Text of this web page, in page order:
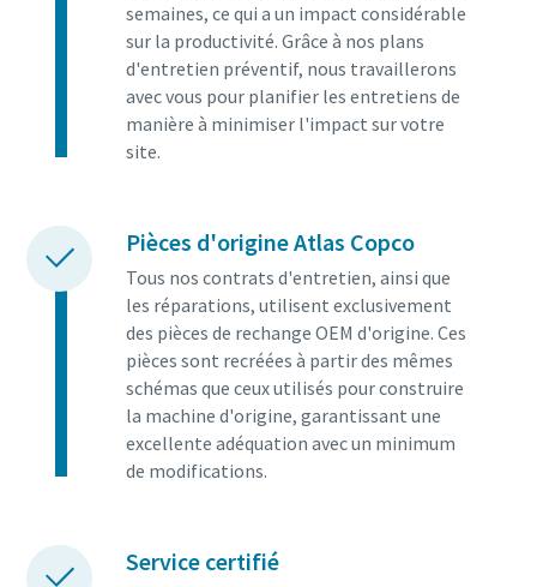
semaines, ce qui a un impact considérable
sur la productivité. Grâce à nos plans
d'entretien préventif, nous travaillerons
avec vous pour planifier les entretiens de
manière à minimiser l'impact sur votre
site.
Pièces d'origine Atlas Copco
Tous nos contrats d'entretien, ainsi que
les réparations, utilisent exclusivement
des pièces de rechange OEM d'origine. Ces
pièces sont recréées à partir des mêmes
schémas que ceux utilisés pour construire
la machine d'origine, garantissant une
excellente adéquation avec un minimum
de modifications.
Service certifié